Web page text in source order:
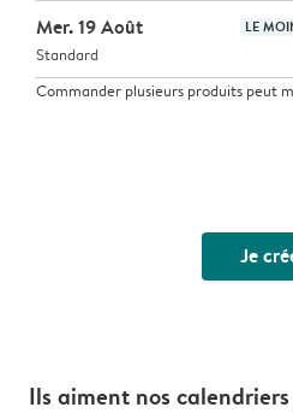
Mer. 19 Août LE
Standard
Commander plusieurs produits peut
Je
Ils aiment nos